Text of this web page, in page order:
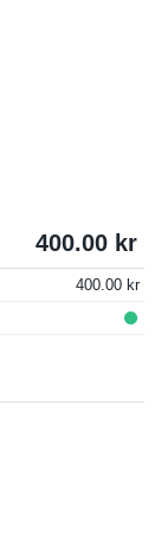
400.00
400.00